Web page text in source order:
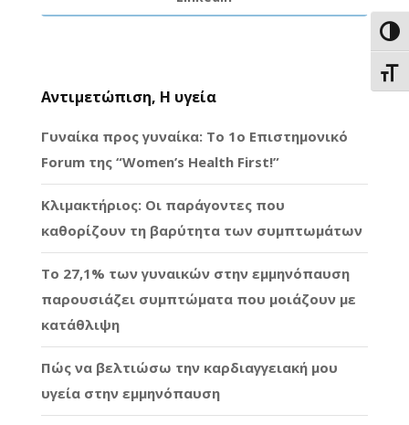
Αντιμετώπιση, Η υγεία
Γυναίκα προς γυναίκα: Το 1ο Επιστημονικό
Forum της “Women’s Health First!”
Κλιμακτήριος: Οι παράγοντες που
καθορίζουν τη βαρύτητα των συμπτωμάτων
Το 27,1% των γυναικών στην εμμηνόπαυση
παρουσιάζει συμπτώματα που μοιάζουν με
κατάθλιψη
Πώς να βελτιώσω την καρδιαγγειακή μου
υγεία στην εμμηνόπαυση